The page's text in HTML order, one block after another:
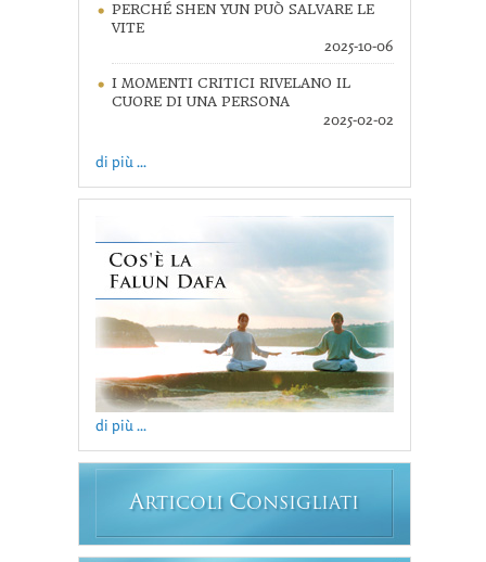
PERCHÉ SHEN YUN PUÒ SALVARE LE
VITE
2025-10-06
I MOMENTI CRITICI RIVELANO IL
CUORE DI UNA PERSONA
2025-02-02
di più ...
di più ...
ARTICOLI CONSIGLIATI